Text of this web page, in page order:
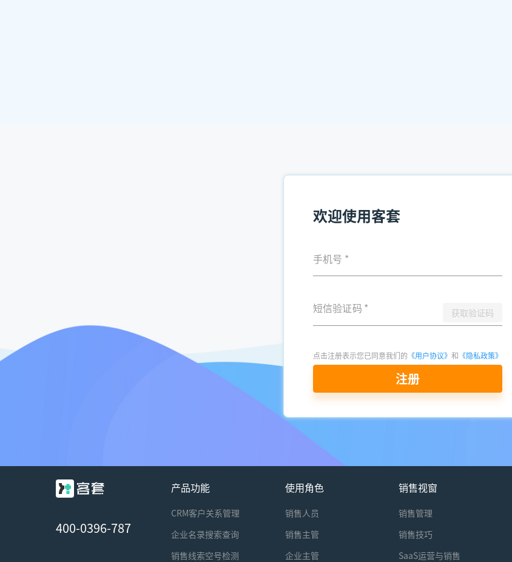
欢迎使用客套
手机号 *
短信验证码 * 获取验证码
点击注册表示您已同意我们的 《用户协议》 和 《隐私政策》
注册
400-0396-787
产品功能
CRM客户关系管理
企业名录搜索查询
销售线索空号检测
使用角色
销售人员
销售主管
企业主管
销售视窗
销售管理
销售技巧
SaaS运营与销售